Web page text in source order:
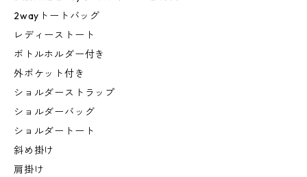
2wayトートバッグ
レディーストート
ボトルホルダー付き
外ポケット付き
ショルダーストラップ
ショルダーバッグ
ショルダートート
斜め掛け
肩掛け